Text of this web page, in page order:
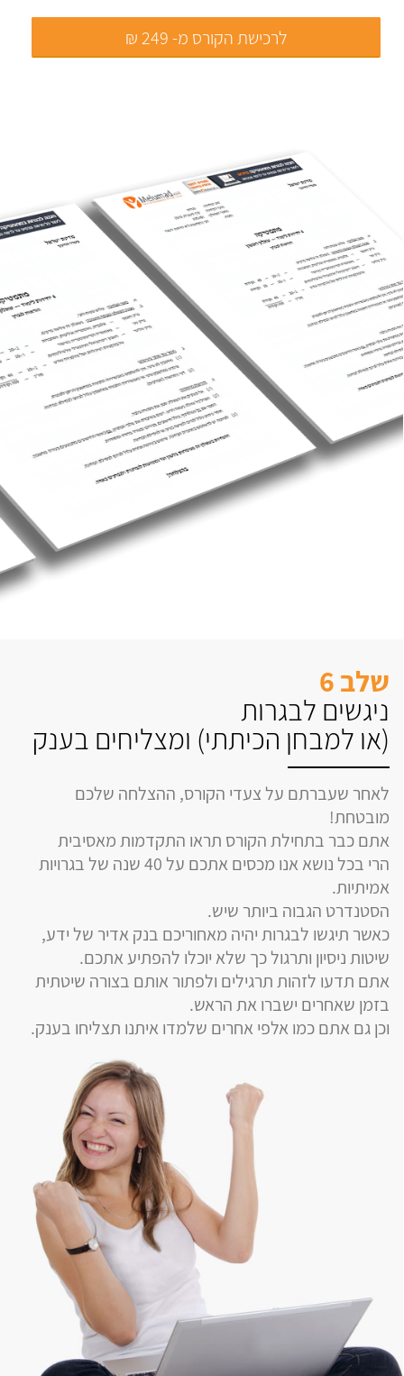
לרכישת הקורס מ- 249 ₪
שלב 6
ניגשים לבגרות
(או למבחן הכיתתי) ומצליחים בענק
לאחר שעברתם על צעדי הקורס, ההצלחה שלכם
מובטחת!
אתם כבר בתחילת הקורס תראו התקדמות מאסיבית
הרי בכל נושא אנו מכסים אתכם על 40 שנה של בגרויות
אמיתיות.
הסטנדרט הגבוה ביותר שיש.
כאשר תיגשו לבגרות יהיה מאחוריכם בנק אדיר של ידע,
שיטות ניסיון ותרגול כך שלא יוכלו להפתיע אתכם.
אתם תדעו לזהות תרגילים ולפתור אותם בצורה שיטתית
בזמן שאחרים ישברו את הראש.
וכן גם אתם כמו אלפי אחרים שלמדו איתנו תצליחו בענק.